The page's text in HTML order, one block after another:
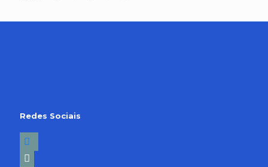
Redes Sociais
facebook2
linkedin-